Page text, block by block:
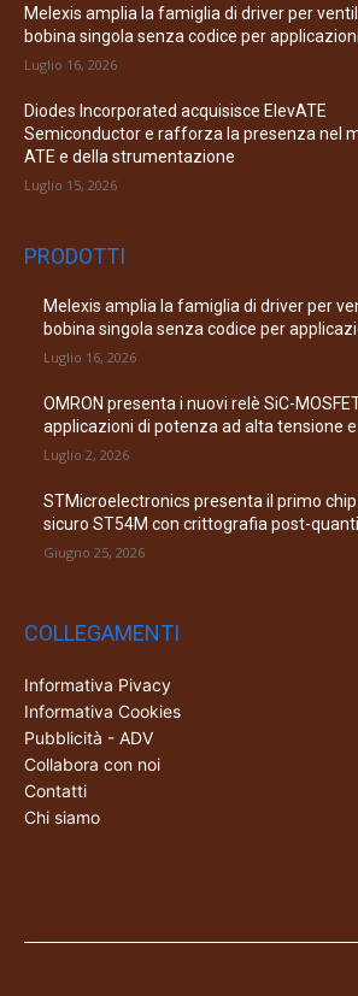
Melexis amplia la famiglia di driver per
bobina singola senza codice per applicazioni
Luglio 16, 2026
Diodes Incorporated acquisisce ElevATE
Semiconductor e rafforza la presenza nel
ATE e della strumentazione
Luglio 15, 2026
PRODOTTI
Melexis amplia la famiglia di driver per
bobina singola senza codice per
Luglio 16, 2026
OMRON presenta i nuovi relè SiC-
applicazioni di potenza ad alta tensione
Luglio 2, 2026
STMicroelectronics presenta il primo
sicuro ST54M con crittografia post-
Giugno 25, 2026
COLLEGAMENTI
Informativa Pivacy
Informativa Cookies
Pubblicità - ADV
Collabora con noi
Contatti
Chi siamo